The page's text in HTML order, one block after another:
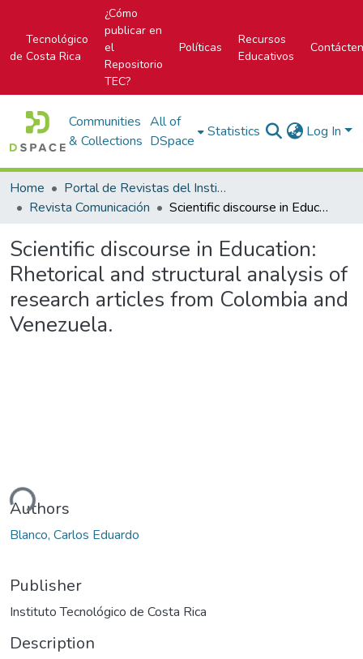
Tecnológico
de Costa Rica
¿Cómo
publicar en
el
Repositorio
TEC?
Políticas
Recursos
Educativos
Communities
& Collections
All of
DSpace
Statistics Log In
Home
Portal de Revistas del Instituto Tecnológico de Costa Rica
Revista Comunicación
Scientific discourse in Education: Rhetorical and structural analysis of research articles from Colombia and Venezuela.
Scientific discourse in Education:
Rhetorical and structural analysis of
research articles from Colombia and
Venezuela.
Authors
Blanco, Carlos Eduardo
Publisher
Instituto Tecnológico de Costa Rica
Description